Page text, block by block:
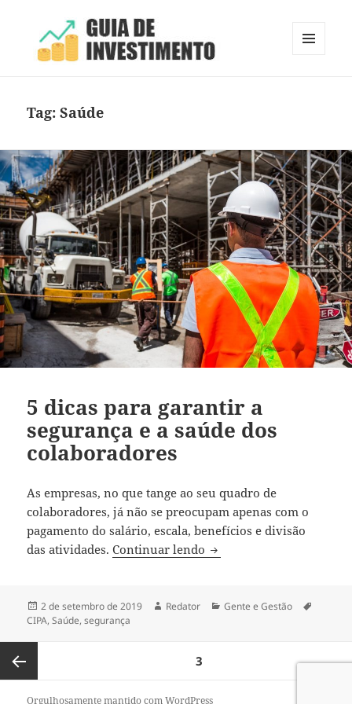
Tag:Saúde
5 dicas para garantir a
segurança e a saúde dos
colaboradores
As empresas, no que tange ao seu quadro de
colaboradores, já não se preocupam apenas com o
pagamento do salário, escala, benefícios e divisão
das atividades.Continuar lendo 5 dicas para garantir a
Publicado
em
2 de setembro de 2019 Autor
Redator Categorias
Gente e Gestão
CIPA,Saúde,segurança
por
Página
PÁGINA3
Orgulhosamente mantido com WordPress